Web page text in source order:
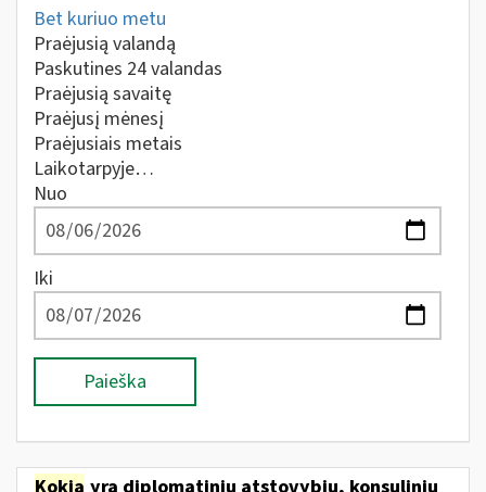
Bet kuriuo metu
Praėjusią valandą
Paskutines 24 valandas
Praėjusią savaitę
Praėjusį mėnesį
Praėjusiais metais
Laikotarpyje…
Nuo
Iki
Paieška
Kokia yra diplomatinių atstovybių, konsulinių